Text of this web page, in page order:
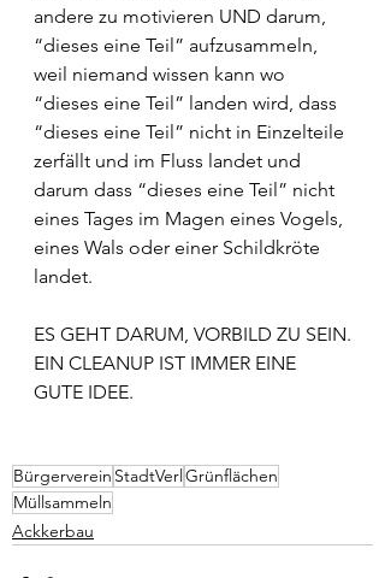
andere zu motivieren UND darum,
“dieses eine Teil” aufzusammeln,
weil niemand wissen kann wo
“dieses eine Teil” landen wird, dass
“dieses eine Teil” nicht in Einzelteile
zerfällt und im Fluss landet und
darum dass “dieses eine Teil” nicht
eines Tages im Magen eines Vogels,
eines Wals oder einer Schildkröte
landet.
ES GEHT DARUM, VORBILD ZU SEIN.
EIN CLEANUP IST IMMER EINE
GUTE IDEE.
Bürgerverein StadtVerlGrünflächen
Müllsammeln
Ackkerbau